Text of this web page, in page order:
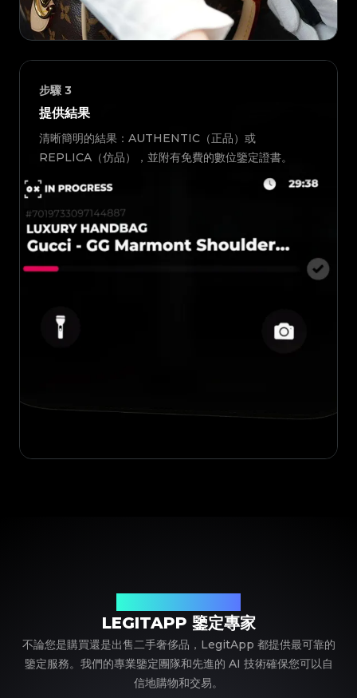
步驟 3
提供結果
清晰簡明的結果：AUTHENTIC（正品）或
REPLICA（仿品），並附有免費的數位鑒定證書。
LEGITAPP 鑒定專家
不論您是購買還是出售二手奢侈品，LegitApp 都提供最可靠的
鑒定服務。我們的專業鑒定團隊和先進的 AI 技術確保您可以自
信地購物和交易。